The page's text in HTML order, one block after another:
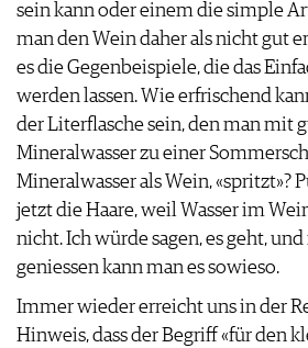
sein kann oder einem die simple
man den Wein daher als nicht gut
es die Gegenbeispiele, die das
werden lassen. Wie erfrischend
der Literflasche sein, den man mit
Mineralwasser zu einer
Mineralwasser als Wein, «spritzt»?
jetzt die Haare, weil Wasser im
nicht. Ich würde sagen, es geht,
geniessen kann man es sowieso.
Immer wieder erreicht uns in der
Hinweis, dass der Begriff «für den